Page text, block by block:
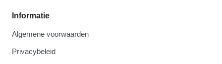
Informatie
Algemene voorwaarden
Privacybeleid